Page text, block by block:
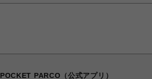
POCKET PARCO（公式アプリ）